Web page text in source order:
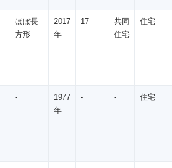
ほぼ長
方形
2017
年
17
共同
住宅
住宅
-
1977
年
- - 住宅